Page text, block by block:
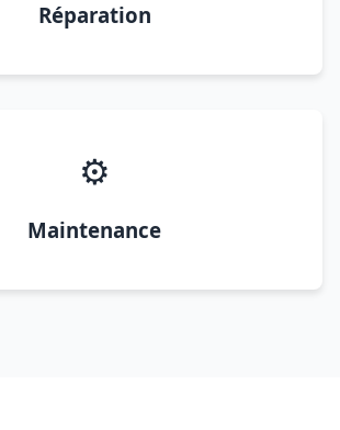
Réparation
⚙️
Maintenance